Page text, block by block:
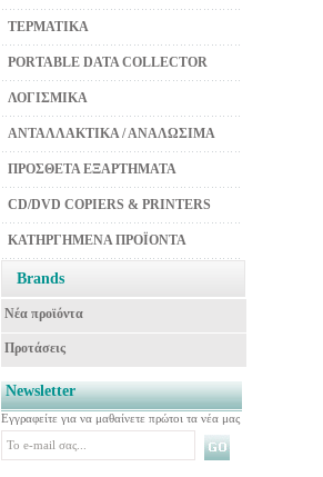
ΤΕΡΜΑΤΙΚΑ
PORTABLE DATA COLLECTOR
ΛΟΓΙΣΜΙΚΑ
ΑΝΤΑΛΛΑΚΤΙΚΑ / ΑΝΑΛΩΣΙΜΑ
ΠΡΟΣΘΕΤΑ ΕΞΑΡΤΗΜΑΤΑ
CD/DVD COPIERS & PRINTERS
ΚΑΤΗΡΓΗΜΕΝΑ ΠΡΟΪΟΝΤΑ
Brands
Νέα προϊόντα
Προτάσεις
Newsletter
Εγγραφείτε για να μαθαίνετε πρώτοι τα νέα μας